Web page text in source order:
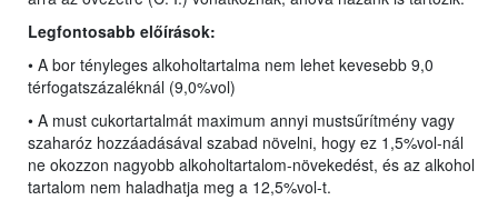
Legfontosabb előírások:
• A bor tényleges alkoholtartalma nem lehet kevesebb 9,0
térfogatszázaléknál (9,0%vol)
• A must cukortartalmát maximum annyi mustsűrítmény vagy
szaharóz hozzáadásával szabad növelni, hogy ez 1,5%vol-nál
ne okozzon nagyobb alkoholtartalom-növekedést, és az alkohol
tartalom nem haladhatja meg a 12,5%vol-t.